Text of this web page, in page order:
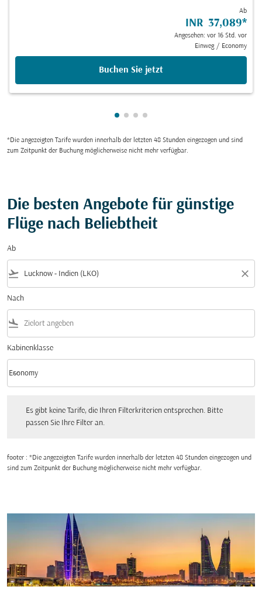
Ab
INR 37,089*
Angesehen: vor 16 Std. vor
Einweg / Economy
Buchen Sie jetzt
zeigt cmp-pagination-showing-
zeigt cmp-pagination-
zeigt cmp-pagination-
zeigt cmp-pagination-
*Die angezeigten Tarife wurden innerhalb der letzten 48 Stunden eingezogen und sind
zum Zeitpunkt der Buchung möglicherweise nicht mehr verfügbar.
Die besten Angebote für günstige
Flüge nach Beliebtheit
Ab
flight_takeoff close
Nach
flight_land
Kabinenklasse
Kabinenklasse option Economy Selected
Economy
keyboard_arrow_down
Es gibt keine Tarife, die Ihren Filterkriterien entsprechen. Bitte
passen Sie Ihre Filter an.
footer : *Die angezeigten Tarife wurden innerhalb der letzten 48 Stunden eingezogen und
sind zum Zeitpunkt der Buchung möglicherweise nicht mehr verfügbar.